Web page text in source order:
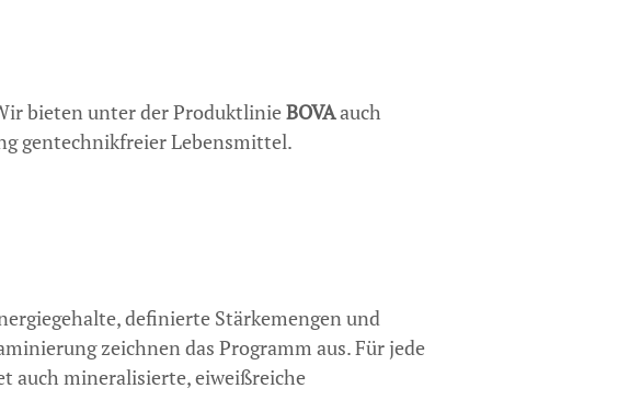
bieten unter der ProduktlinieBOVAauch
gentechnikfreier Lebensmittel.
definierte Stärkemengen und
zeichnen das Programm aus. Für jede
auch mineralisierte, eiweißreiche